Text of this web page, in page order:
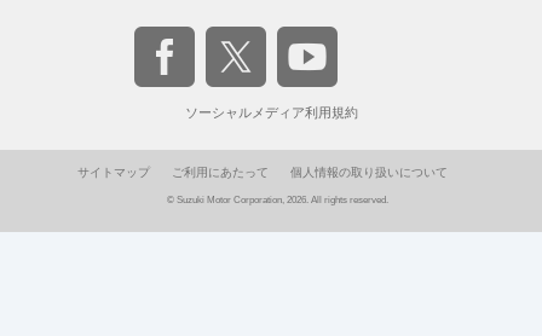
ソーシャルメディア利用規約
サイトマップ ご利用にあたって 個人情報の取り扱いについて
© Suzuki Motor Corporation, 2026. All rights reserved.